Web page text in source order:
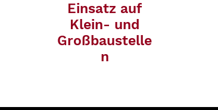
Einsatz auf
Klein- und
Großbaustelle
n